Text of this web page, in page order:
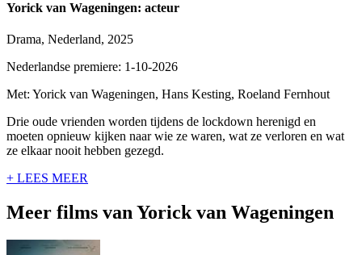
Yorick van Wageningen: acteur
Drama, Nederland, 2025
Nederlandse premiere: 1-10-2026
Met: Yorick van Wageningen, Hans Kesting, Roeland Fernhout
Drie oude vrienden worden tijdens de lockdown herenigd en
moeten opnieuw kijken naar wie ze waren, wat ze verloren en wat
ze elkaar nooit hebben gezegd.
+ LEES MEER
Meer films van Yorick van Wageningen